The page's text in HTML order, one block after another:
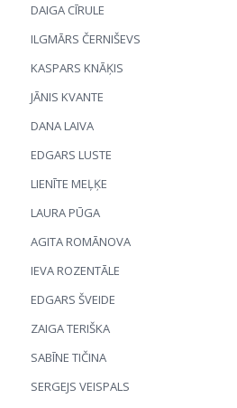
DAIGA CĪRULE
ILGMĀRS ČERNIŠEVS
KASPARS KNĀĶIS
JĀNIS KVANTE
DANA LAIVA
EDGARS LUSTE
LIENĪTE MEĻĶE
LAURA PŪGA
AGITA ROMĀNOVA
IEVA ROZENTĀLE
EDGARS ŠVEIDE
ZAIGA TERIŠKA
SABĪNE TIČINA
SERGEJS VEISPALS